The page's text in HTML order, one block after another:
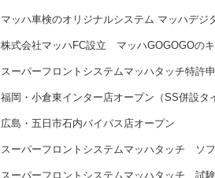
マッハ車検のオリジナルシステム マッハデ
株式会社マッハFC設立 マッハGOGOGOの
スーパーフロントシステムマッハタッチ特許
福岡・小倉東インター店オープン（SS併設タ
広島・五日市石内バイパス店オープン
スーパーフロントシステムマッハタッチ ソ
スーパーフロントシステムマッハタッチ 試